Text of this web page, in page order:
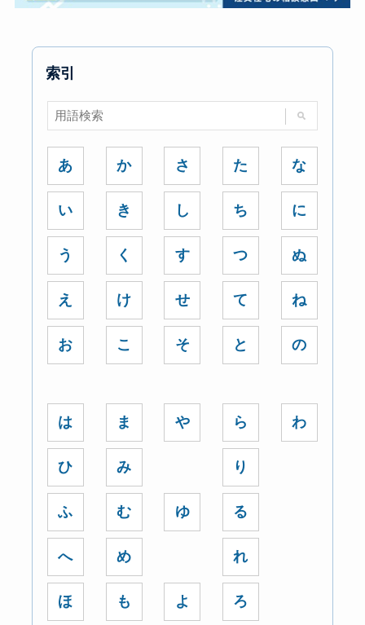
索引
あ
い
う
え
お
か
き
く
け
こ
さ
し
す
せ
そ
た
ち
つ
て
と
な
に
ぬ
ね
の
は
ひ
ふ
へ
ほ
ま
み
む
め
も
や
ゆ
よ
ら
り
る
れ
ろ
わ